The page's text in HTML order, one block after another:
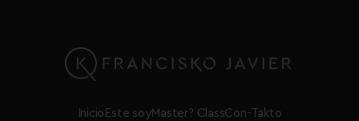
Inicio Este soyMaster? ClassCon-Takto